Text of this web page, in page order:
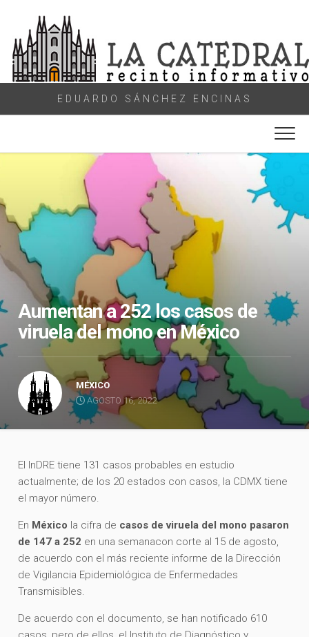
content
EDUARDO SÁNCHEZ ENCINAS
Aumentan a 252 los casos de
viruela del mono en México
MÉXICO
AGOSTO 16, 2022
El InDRE tiene 131 casos probables en estudio
actualmente; de los 20 estados con casos, la CDMX tiene
el mayor número.
En México la cifra de casos de viruela del mono pasaron
de 147 a 252 en una semanacon corte al 15 de agosto,
de acuerdo con el más reciente informe de la Dirección
de Vigilancia Epidemiológica de Enfermedades
Transmisibles.
De acuerdo con el documento, se han notificado 610